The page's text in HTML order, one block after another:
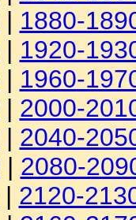
| 1880-
| 1920-
| 1960-
| 2000-
| 2040-
| 2080-
| 2120-